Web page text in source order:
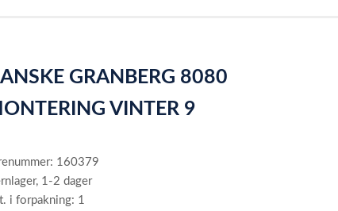
GRANBERG 8080
VINTER 9
160379
1-2 dager
i forpakning: 1